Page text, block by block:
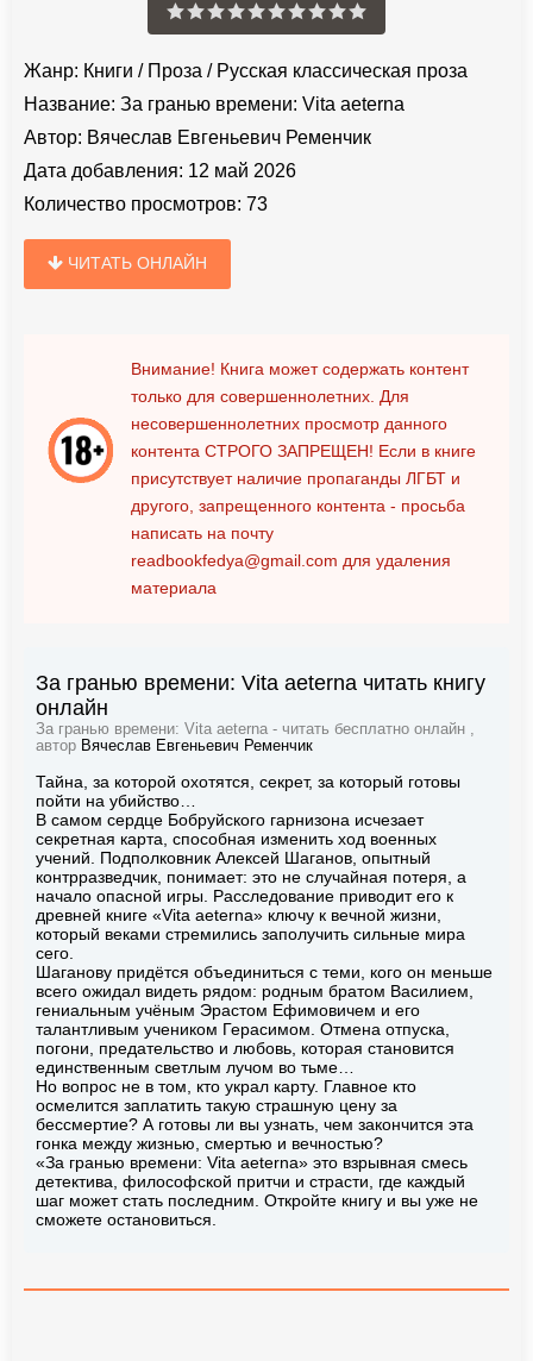
Жанр: Книги / Проза / Русская классическая проза
Название: За гранью времени: Vita aeterna
Автор: Вячеслав Евгеньевич Ременчик
Дата добавления: 12 май 2026
Количество просмотров: 73
ЧИТАТЬ ОНЛАЙН
Внимание! Книга может содержать контент
только для совершеннолетних. Для
несовершеннолетних просмотр данного
контента СТРОГО ЗАПРЕЩЕН! Если в книге
присутствует наличие пропаганды ЛГБТ и
другого, запрещенного контента - просьба
написать на почту
readbookfedya@gmail.com для удаления
материала
За гранью времени: Vita aeterna читать книгу
онлайн
За гранью времени: Vita aeterna - читать бесплатно онлайн ,
автор Вячеслав Евгеньевич Ременчик
Тайна, за которой охотятся, секрет, за который готовы
пойти на убийство…
В самом сердце Бобруйского гарнизона исчезает
секретная карта, способная изменить ход военных
учений. Подполковник Алексей Шаганов, опытный
контрразведчик, понимает: это не случайная потеря, а
начало опасной игры. Расследование приводит его к
древней книге «Vita aeterna» ключу к вечной жизни,
который веками стремились заполучить сильные мира
сего.
Шаганову придётся объединиться с теми, кого он меньше
всего ожидал видеть рядом: родным братом Василием,
гениальным учёным Эрастом Ефимовичем и его
талантливым учеником Герасимом. Отмена отпуска,
погони, предательство и любовь, которая становится
единственным светлым лучом во тьме…
Но вопрос не в том, кто украл карту. Главное кто
осмелится заплатить такую страшную цену за
бессмертие? А готовы ли вы узнать, чем закончится эта
гонка между жизнью, смертью и вечностью?
«За гранью времени: Vita aeterna» это взрывная смесь
детектива, философской притчи и страсти, где каждый
шаг может стать последним. Откройте книгу и вы уже не
сможете остановиться.